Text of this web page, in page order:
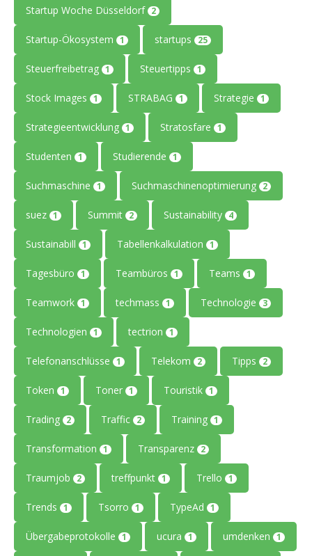
Startup Woche Düsseldorf 2
Startup-Ökosystem 1 startups 25
Steuerfreibetrag 1 Steuertipps 1
Stock Images 1 STRABAG 1 Strategie 1
Strategieentwicklung 1 Stratosfare 1
Studenten 1 Studierende 1
Suchmaschine 1 Suchmaschinenoptimierung 2
suez 1 Summit 2 Sustainability 4
Sustainabill 1 Tabellenkalkulation 1
Tagesbüro 1 Teambüros 1 Teams 1
Teamwork 1 techmass 1 Technologie 3
Technologien 1 tectrion 1
Telefonanschlüsse 1 Telekom 2 Tipps 2
Token 1 Toner 1 Touristik 1
Trading 2 Traffic 2 Training 1
Transformation 1 Transparenz 2
Traumjob 2 treffpunkt 1 Trello 1
Trends 1 Tsorro 1 TypeAd 1
Übergabeprotokolle 1 ucura 1 umdenken 1